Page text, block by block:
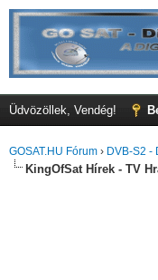
Üdvözöllek, Vendég!
GOSAT.HU Fórum › DVB-S2 -
KingOfSat Hírek - TV